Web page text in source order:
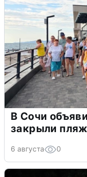
В Сочи
закрыли
6 августа 0